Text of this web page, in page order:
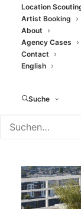
Location
Artist Booking
About
Agency Cases
Contact
English
Suche